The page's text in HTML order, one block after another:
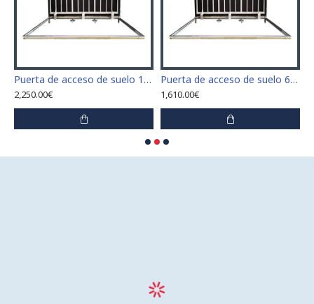
Puerta de acceso de suelo 120 cm x 120 cm "H" de acero inoxidable para interior y exterior
2,250.00€
Puerta de acceso de suelo 60 cm x 100 cm "H" de acero inoxidable para interior y exterior
1,610.00€